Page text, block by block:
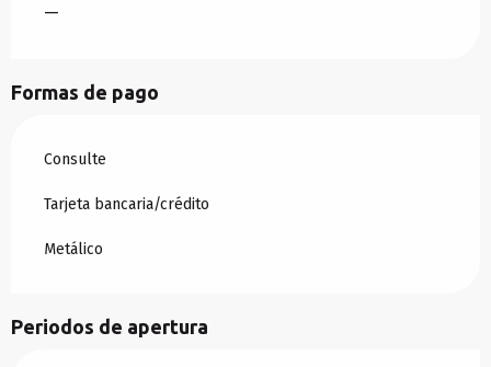
—
Formas de pago
Consulte
Tarjeta bancaria/crédito
Metálico
Periodos de apertura